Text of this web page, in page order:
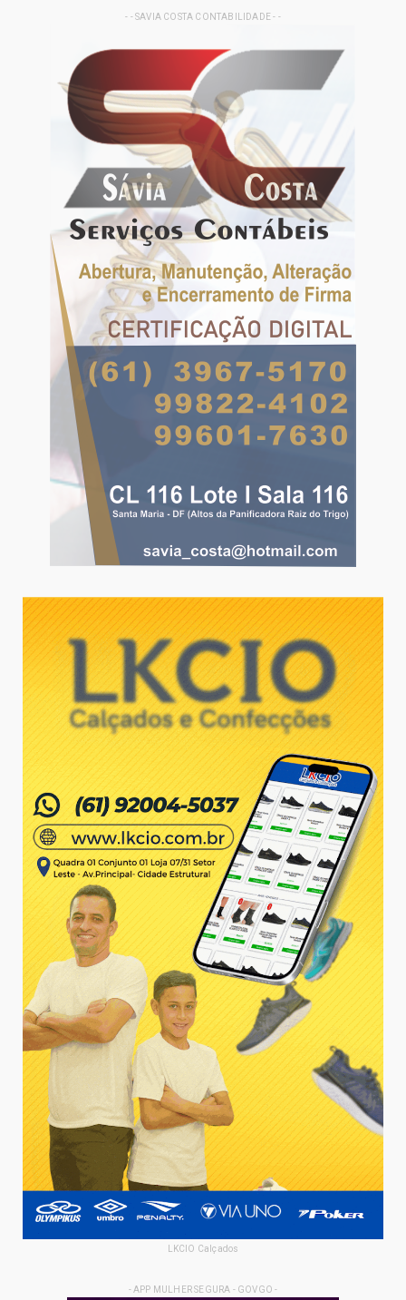
- - SAVIA COSTA CONTABILIDADE - -
LKCIO Calçados
- APP MULHER SEGURA - GOVGO -